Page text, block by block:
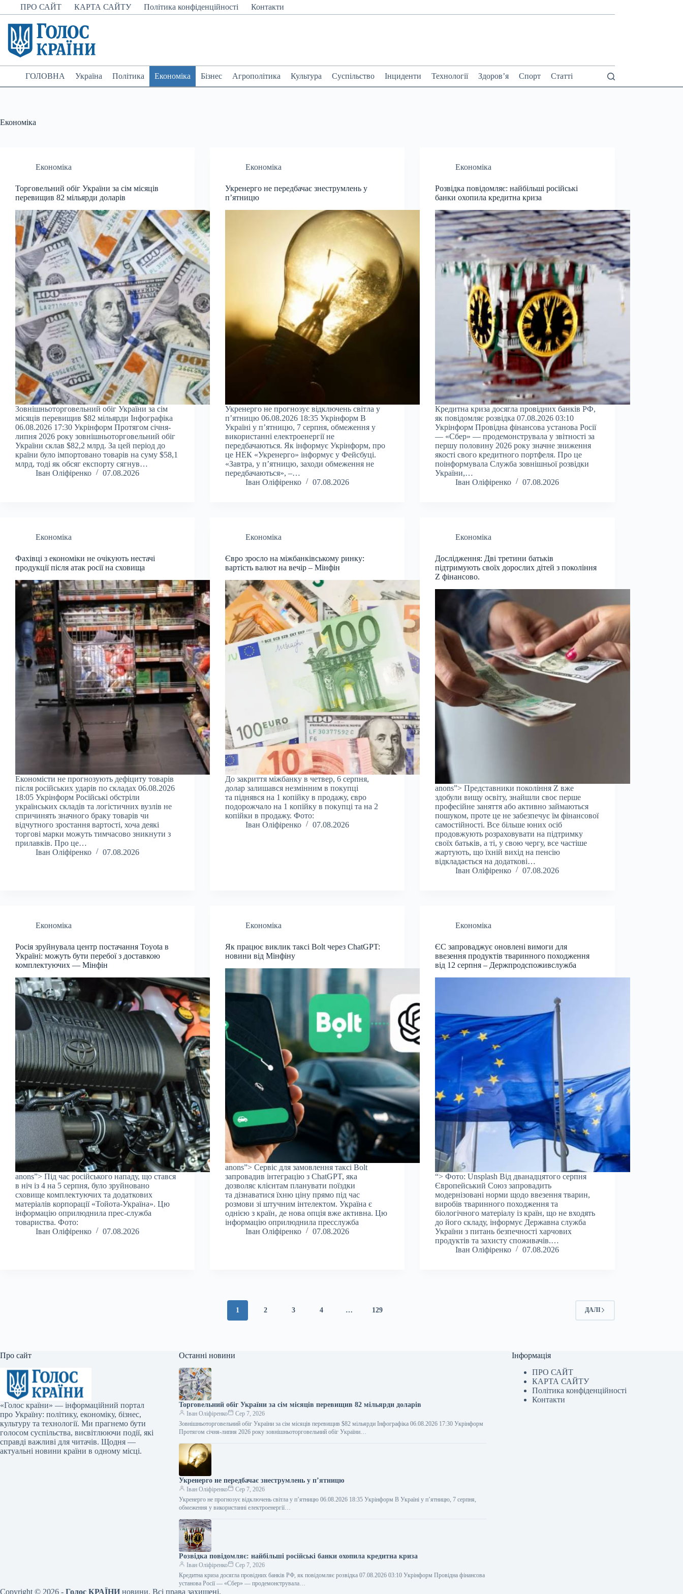
Перейти
до
вмісту
ПРО САЙТ КАРТА САЙТУ Політика конфіденційності Контакти
ГОЛОВНА Україна Політика Економіка Бізнес Агрополітика Культура Суспільство Інциденти Технології Здоров’я Спорт Статті
Економіка
Економіка
Торговельний обіг України за сім місяців
перевищив 82 мільярди доларів
Зовнішньоторговельний обіг України за сім
місяців перевищив $82 мільярди Інфографіка
06.08.2026 17:30 Укрінформ Протягом січня-
липня 2026 року зовнішньоторговельний обіг
України склав $82,2 млрд. За цей період до
країни було імпортовано товарів на суму $58,1
млрд, тоді як обсяг експорту сягнув…
Іван Оліфіренко
07.08.2026
Економіка
Укренерго не передбачає знеструмлень у
п’ятницю
Укренерго не прогнозує відключень світла у
п’ятницю 06.08.2026 18:35 Укрінформ В
Україні у п’ятницю, 7 серпня, обмеження у
використанні електроенергії не
передбачаються. Як інформує Укрінформ, про
це НЕК «Укренерго» інформує у Фейсбуці.
«Завтра, у п’ятницю, заходи обмеження не
передбачаються», –…
Іван Оліфіренко
07.08.2026
Економіка
Розвідка повідомляє: найбільші російські
банки охопила кредитна криза
Кредитна криза досягла провідних банків РФ,
як повідомляє розвідка 07.08.2026 03:10
Укрінформ Провідна фінансова установа Росії
— «Сбер» — продемонструвала у звітності за
першу половину 2026 року значне зниження
якості свого кредитного портфеля. Про це
поінформувала Служба зовнішньої розвідки
України,…
Іван Оліфіренко
07.08.2026
Економіка
Фахівці з економіки не очікують нестачі
продукції після атак росії на сховища
Економісти не прогнозують дефіциту товарів
після російських ударів по складах 06.08.2026
18:05 Укрінформ Російські обстріли
українських складів та логістичних вузлів не
спричинять значного браку товарів чи
відчутного зростання вартості, хоча деякі
торгові марки можуть тимчасово зникнути з
прилавків. Про це…
Іван Оліфіренко
07.08.2026
Економіка
Євро зросло на міжбанківському ринку:
вартість валют на вечір – Мінфін
До закриття міжбанку в четвер, 6 серпня,
долар залишався незмінним в покупці
та піднявся на 1 копійку в продажу, євро
подорожчало на 1 копійку в покупці та на 2
копійки в продажу. Фото:
Іван Оліфіренко
07.08.2026
Економіка
Дослідження: Дві третини батьків
підтримують своїх дорослих дітей з покоління
Z фінансово.
anons”> Представники покоління Z вже
здобули вищу освіту, знайшли своє перше
професійне заняття або активно займаються
пошуком, проте це не забезпечує їм фінансової
самостійності. Все більше юних осіб
продовжують розраховувати на підтримку
своїх батьків, а ті, у свою чергу, все частіше
жартують, що їхній вихід на пенсію
відкладається на додаткові…
Іван Оліфіренко
07.08.2026
Економіка
Росія зруйнувала центр постачання Toyota в
Україні: можуть бути перебої з доставкою
комплектуючих — Мінфін
anons”> Під час російського нападу, що стався
в ніч із 4 на 5 серпня, було зруйновано
сховище комплектуючих та додаткових
матеріалів корпорації «Тойота-Україна». Цю
інформацію оприлюднила прес-служба
товариства. Фото:
Іван Оліфіренко
07.08.2026
Економіка
Як працює виклик таксі Bolt через ChatGPT:
новини від Мінфіну
anons”> Сервіс для замовлення таксі Bolt
запровадив інтеграцію з ChatGPT, яка
дозволяє клієнтам планувати поїздки
та дізнаватися їхню ціну прямо під час
розмови зі штучним інтелектом. Україна є
однією з країн, де нова опція вже активна. Цю
інформацію оприлюднила пресслужба
Іван Оліфіренко
07.08.2026
Економіка
ЄС запроваджує оновлені вимоги для
ввезення продуктів тваринного походження
від 12 серпня – Держпродспоживслужба
“> Фото: Unsplash Від дванадцятого серпня
Європейський Союз запровадить
модернізовані норми щодо ввезення тварин,
виробів тваринного походження та
біологічного матеріалу із країн, що не входять
до його складу, інформує Державна служба
України з питань безпечності харчових
продуктів та захисту споживачів.…
Іван Оліфіренко
07.08.2026
1 2 3 4 … 129 ДАЛІ
Про сайт
«Голос країни» — інформаційний портал
про Україну: політику, економіку, бізнес,
культуру та технології. Ми прагнемо бути
голосом суспільства, висвітлюючи події, які
справді важливі для читачів. Щодня —
актуальні новини країни в одному місці.
Останні новини
Торговельний обіг України за сім місяців перевищив 82 мільярди доларів
Іван Оліфіренко
Сер 7, 2026
Зовнішньоторговельний обіг України за сім місяців перевищив $82 мільярди Інфографіка 06.08.2026 17:30 Укрінформ
Протягом січня-липня 2026 року зовнішньоторговельний обіг України…
Укренерго не передбачає знеструмлень у п’ятницю
Іван Оліфіренко
Сер 7, 2026
Укренерго не прогнозує відключень світла у п’ятницю 06.08.2026 18:35 Укрінформ В Україні у п’ятницю, 7 серпня,
обмеження у використанні електроенергії…
Розвідка повідомляє: найбільші російські банки охопила кредитна криза
Іван Оліфіренко
Сер 7, 2026
Кредитна криза досягла провідних банків РФ, як повідомляє розвідка 07.08.2026 03:10 Укрінформ Провідна фінансова
установа Росії — «Сбер» — продемонструвала…
Інформація
ПРО САЙТ
КАРТА САЙТУ
Політика конфіденційності
Контакти
Copyright © 2026 - Голос КРАЇНИ новини. Всі права захищені.